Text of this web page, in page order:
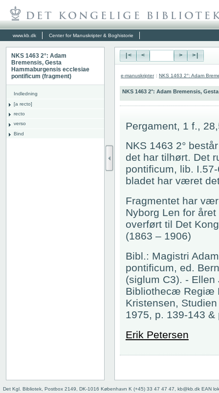
www.kb.dk Center for Manuskripter & Boghistorie
NKS 1463 2°: Adam
Bremensis, Gesta
Hammaburgensis ecclesiae
pontificum (fragment)
Indledning
[a recto]
recto
verso
Bind
|< < > >|
e-manuskripter : NKS 1463 2°: Adam
NKS 1463 2°: Adam Bremensis,
Pergament, 1 f.,
NKS 1463 2°
det har tilhørt. Det
pontificum, lib.
bladet har været
Fragmentet har
Nyborg Len for
overført til Det
(1863 – 1906)
Bibl.: Magistri
pontificum, ed.
(siglum C3). -
Bibliothecæ Regiæ
Kristensen,
1975, p. 139-143 &
Erik Petersen
Det Kgl. Bibliotek, Postbox 2149, DK-1016 København K (+45) 33 47 47 47, kb@kb.dk EAN